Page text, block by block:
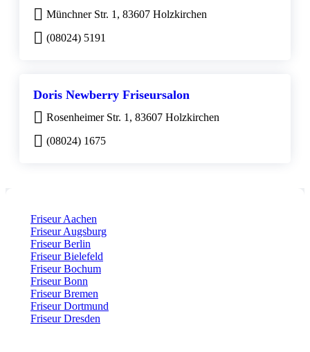
Münchner Str. 1, 83607 Holzkirchen
(08024) 5191
Doris Newberry Friseursalon
Rosenheimer Str. 1, 83607 Holzkirchen
(08024) 1675
Friseur Aachen
Friseur Augsburg
Friseur Berlin
Friseur Bielefeld
Friseur Bochum
Friseur Bonn
Friseur Bremen
Friseur Dortmund
Friseur Dresden